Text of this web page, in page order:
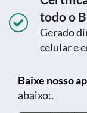
todo o
Gerado
celular e
Baixe nosso
abaixo:.